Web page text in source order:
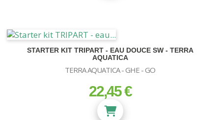
STARTER KIT TRIPART - EAU DOUCE SW - TERRA
AQUATICA
TERRA AQUATICA - GHE - GO
prix
22,45 €